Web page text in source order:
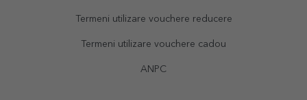
Termeni utilizare vouchere reducere
Termeni utilizare vouchere cadou
ANPC